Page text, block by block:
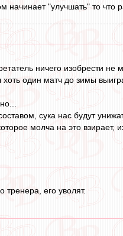
"улучшать" то что
ничего изобрести не
хоть один матч до зимы
сука нас будут
молча на это взирает,
тренера, его уволят.